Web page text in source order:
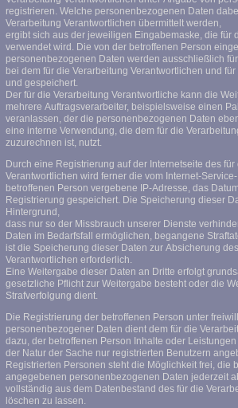
registrieren. Welche personenbezogenen Daten
Verarbeitung Verantwortlichen übermittelt werden,
ergibt sich aus der jeweiligen Eingabemaske, die für
verwendet wird. Die von der betroffenen Person
personenbezogenen Daten werden ausschließlich
bei dem für die Verarbeitung Verantwortlichen und
und gespeichert.
Der für die Verarbeitung Verantwortliche kann die
mehrere Auftragsverarbeiter, beispielsweise einen
veranlassen, der die personenbezogenen Daten
eine interne Verwendung, die dem für die
zuzurechnen ist, nutzt.
Durch eine Registrierung auf der Internetseite des für
Verantwortlichen wird ferner die vom Internet-
betroffenen Person vergebene IP-Adresse, das
Registrierung gespeichert. Die Speicherung dieser
Hintergrund,
dass nur so der Missbrauch unserer Dienste
Daten im Bedarfsfall ermöglichen, begangene
ist die Speicherung dieser Daten zur Absicherung
Verantwortlichen erforderlich.
Eine Weitergabe dieser Daten an Dritte erfolgt
gesetzliche Pflicht zur Weitergabe besteht oder die
Strafverfolgung dient.
Die Registrierung der betroffenen Person unter
personenbezogener Daten dient dem für die
dazu, der betroffenen Person Inhalte oder
der Natur der Sache nur registrierten Benutzern
Registrierten Personen steht die Möglichkeit frei, die
angegebenen personenbezogenen Daten jederzeit
vollständig aus dem Datenbestand des für die
löschen zu lassen.